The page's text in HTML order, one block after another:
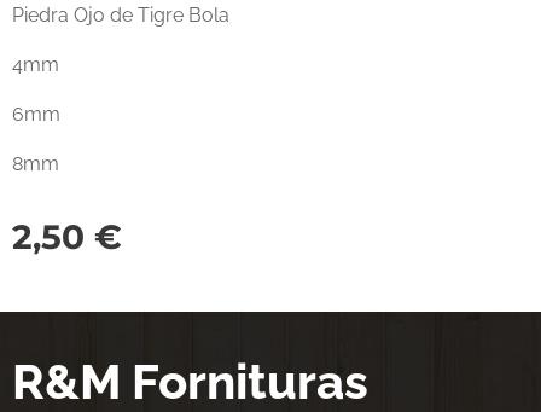
Piedra Ojo de Tigre Bola
4mm
6mm
8mm
2,50 €
R&M Fornituras